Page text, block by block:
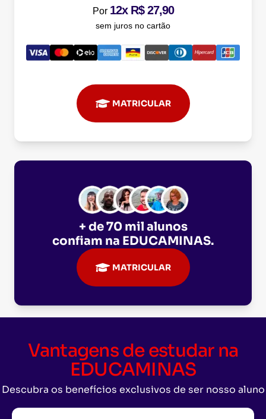
Por 12x R$ 27,90
sem juros no cartão
MATRICULAR
+ de 70 mil alunos
confiam na EDUCAMINAS.
MATRICULAR
Vantagens de estudar na
EDUCAMINAS
Descubra os benefícios exclusivos de ser nosso aluno